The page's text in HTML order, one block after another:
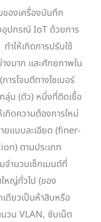
องเครื่องบันทึก
อุปกรณ์ IoT ด้วยการ
ำให้เกิดการปรับใช้
มาก และศักยภาพใน
ารโจมตีทางไซเบอร์
ม (ตัว) หนึ่งที่ติดเชื้อ
กิดความต้องการใหม่
ยแบบละเอียด (finer-
ตามประเภท
ำนวนเซ็กเมนต์ที่
ใหญ่ทั่วไป (ของ
ดียวเป็นห้าสิบหรือ
วน VLAN, ซับเน็ต